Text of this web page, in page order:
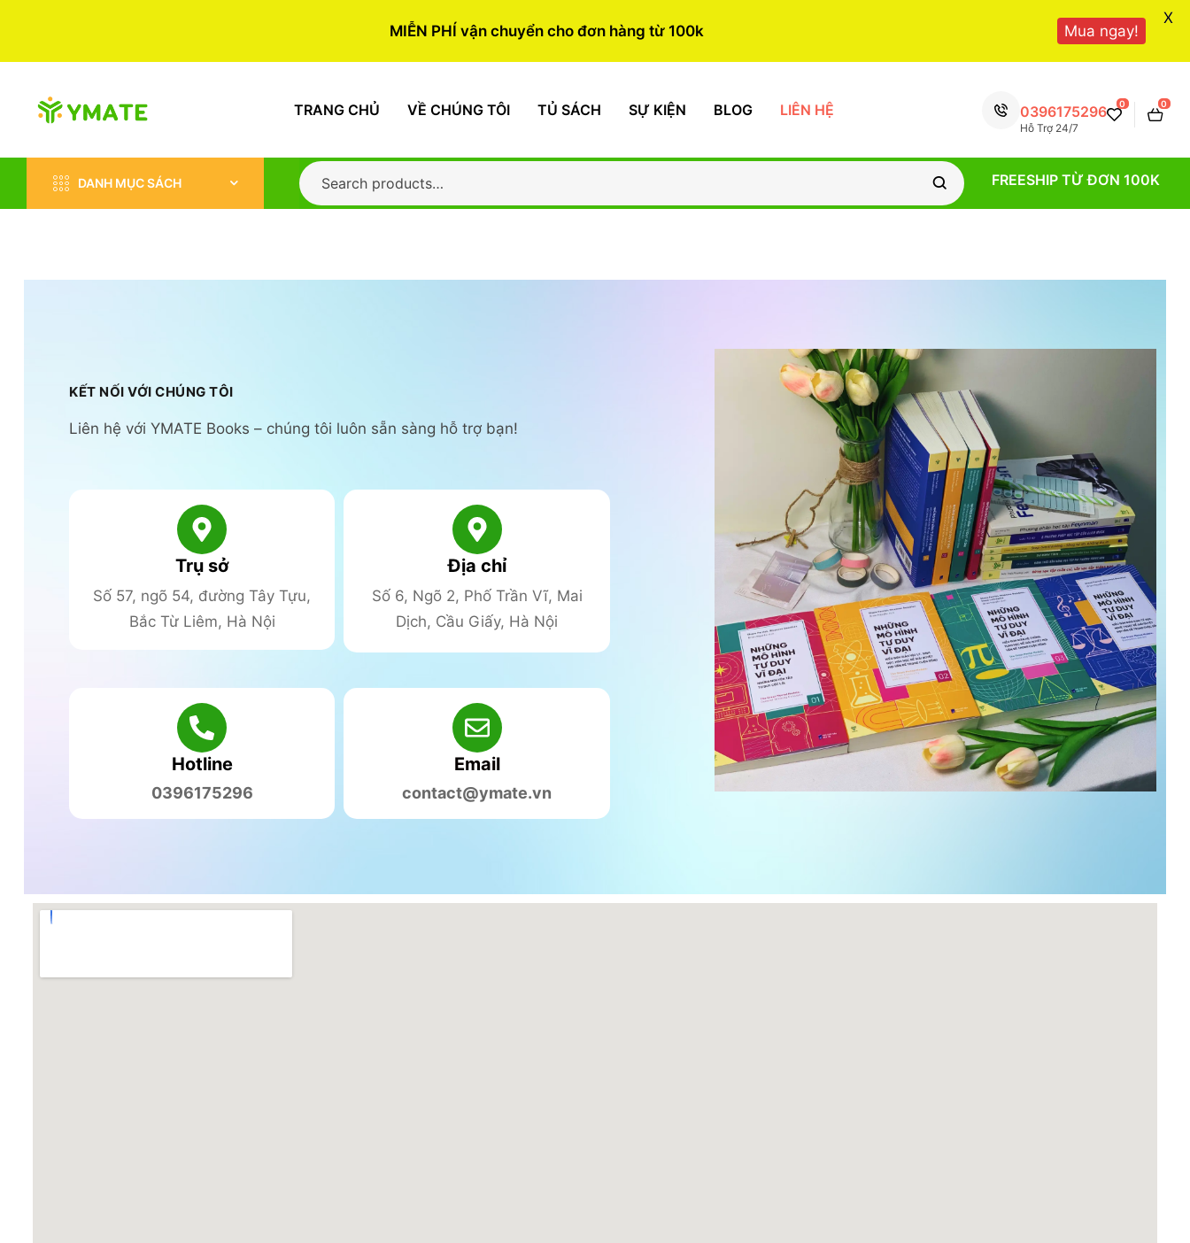
TRANG CHỦ VỀ CHÚNG TÔI TỦ SÁCH SỰ KIỆN BLOG LIÊN HỆ 0396175296
Hỗ Trợ 24/7
0 0
DANH MỤC SÁCH FREESHIP TỪ ĐƠN 100K
KẾT NỐI VỚI CHÚNG TÔI
Liên hệ với YMATE Books – chúng tôi luôn sẵn sàng hỗ trợ bạn!
Trụ sở
Số 57, ngõ 54, đường Tây Tựu,
Bắc Từ Liêm, Hà Nội
Địa chỉ
Số 6, Ngõ 2, Phố Trần Vĩ, Mai
Dịch, Cầu Giấy, Hà Nội
Hotline
0396175296
Email
contact@ymate.vn
MIỄN PHÍ vận chuyển cho đơn hàng từ 100k Mua ngay!
X